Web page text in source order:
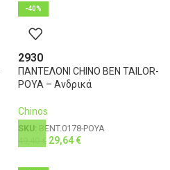
-40%
2930
ΠΑΝΤΕΛΟΝΙ CHINO BEN TAILOR-
ΡΟΥΑ – Ανδρικά
Chinos
SKU: BENT.0178-ΡΟΥΑ
€ 29,64€